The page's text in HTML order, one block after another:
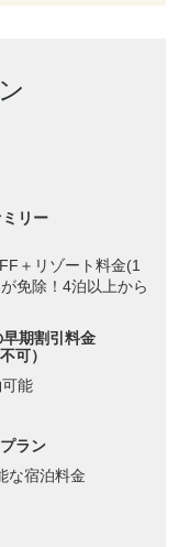
リー
＋リゾート料金(1
免除！4泊以上から
期割引料金
可）
能
ラン
な宿泊料金